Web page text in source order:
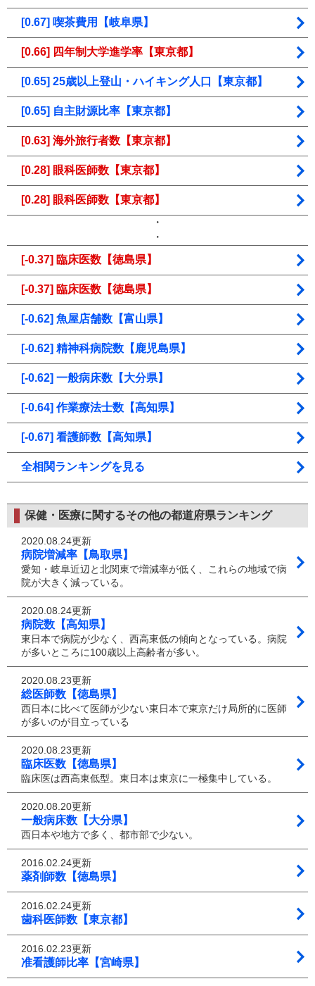
[0.67] 喫茶費用【岐阜県】
[0.66] 四年制大学進学率【東京都】
[0.65] 25歳以上登山・ハイキング人口【東京都】
[0.65] 自主財源比率【東京都】
[0.63] 海外旅行者数【東京都】
[0.28] 眼科医師数【東京都】
[0.28] 眼科医師数【東京都】
・
・
[-0.37] 臨床医数【徳島県】
[-0.37] 臨床医数【徳島県】
[-0.62] 魚屋店舗数【富山県】
[-0.62] 精神科病院数【鹿児島県】
[-0.62] 一般病床数【大分県】
[-0.64] 作業療法士数【高知県】
[-0.67] 看護師数【高知県】
全相関ランキングを見る
保健・医療に関するその他の都道府県ランキング
2020.08.24更新
病院増減率【鳥取県】
愛知・岐阜近辺と北関東で増減率が低く、これらの地域で病
院が大きく減っている。
2020.08.24更新
病院数【高知県】
東日本で病院が少なく、西高東低の傾向となっている。病院
が多いところに100歳以上高齢者が多い。
2020.08.23更新
総医師数【徳島県】
西日本に比べて医師が少ない東日本で東京だけ局所的に医師
が多いのが目立っている
2020.08.23更新
臨床医数【徳島県】
臨床医は西高東低型。東日本は東京に一極集中している。
2020.08.20更新
一般病床数【大分県】
西日本や地方で多く、都市部で少ない。
2016.02.24更新
薬剤師数【徳島県】
2016.02.24更新
歯科医師数【東京都】
2016.02.23更新
准看護師比率【宮崎県】